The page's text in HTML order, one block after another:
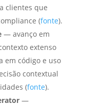
clientes que
(fonte).
— avanço em
extenso
em código e uso
contextual
(fonte).
—